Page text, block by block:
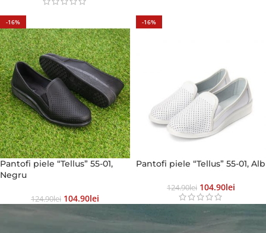
-16%
Pantofi piele “Tellus” 55-01,
Negru
124.90Lei 104.90Lei
-16%
Pantofi piele “Tellus” 55-01, Alb
124.90Lei 104.90Lei